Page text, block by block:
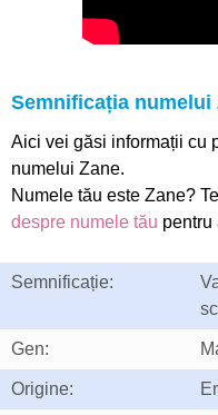
Semnificația numelui
Aici vei găsi informații cu
numelui Zane.
Numele tău este Zane?
despre numele tău pentru
Semnificație:
Gen:
Origine: